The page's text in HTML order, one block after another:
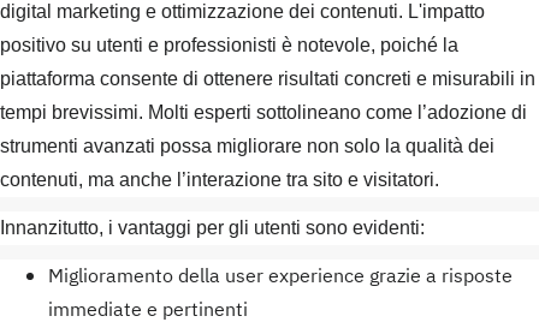
digital marketing e ottimizzazione dei contenuti. L'impatto
positivo su utenti e professionisti è notevole, poiché la
piattaforma consente di ottenere risultati concreti e misurabili in
tempi brevissimi. Molti esperti sottolineano come l’adozione di
strumenti avanzati possa migliorare non solo la qualità dei
contenuti, ma anche l’interazione tra sito e visitatori.
Innanzitutto, i vantaggi per gli utenti sono evidenti:
Miglioramento della user experience grazie a risposte
immediate e pertinenti